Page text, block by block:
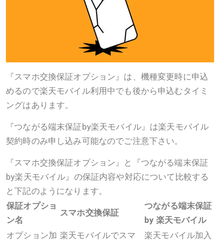
『スマホ交換保証オプション』は、機種変更時に申込
めるので楽天モバイル利用中でも後から申込むタイミ
ングはあります。
『つながる端末保証by楽天モバイル』は楽天モバイル
契約時のみ申し込み可能なのでご注意下さい。
『スマホ交換保証オプション』と『つながる端末保証
by楽天モバイル』の保証内容や対応について比較する
と下記のようになります。
保証オプショ
ン名
スマホ交換保証
つながる端末保証
by 楽天モバイル
オプション加 楽天モバイルでスマ
楽天モバイル加入